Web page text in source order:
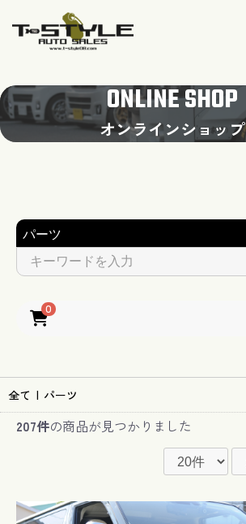
ONLINE SHOP
オンラインショップ
0
全て | パーツ
207件の商品が見つかりました